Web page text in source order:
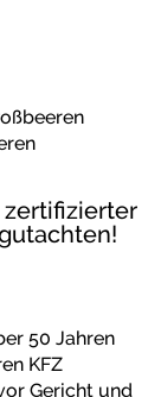
zertifizierter
50 Jahren
KFZ
Gericht und